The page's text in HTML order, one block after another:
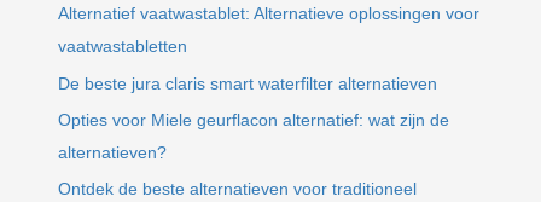
Alternatief vaatwastablet: Alternatieve oplossingen voor
vaatwastabletten
De beste jura claris smart waterfilter alternatieven
Opties voor Miele geurflacon alternatief: wat zijn de
alternatieven?
Ontdek de beste alternatieven voor traditioneel